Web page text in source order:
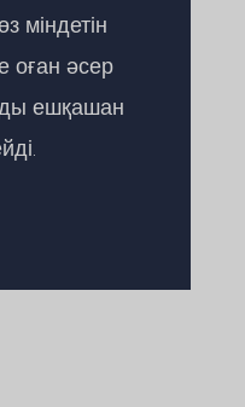
міндетін
оған әсер
ешқашан